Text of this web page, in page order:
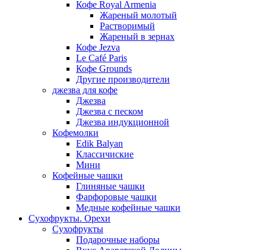
Кофе Royal Armenia
Жареный молотый
Растворимый
Жареный в зернах
Кофе Jezva
Le Café Paris
Кофе Grounds
Другие производители
джезва для кофе
Джезва
Джезва с песком
Джезва индукционной
Кофемолки
Edik Balyan
Классичиские
Мини
Кофейные чашки
Глиняные чашки
Фарфоровые чашки
Медные кофейные чашки
Сухофрукты. Орехи
Сухофрукты
Подарочные наборы